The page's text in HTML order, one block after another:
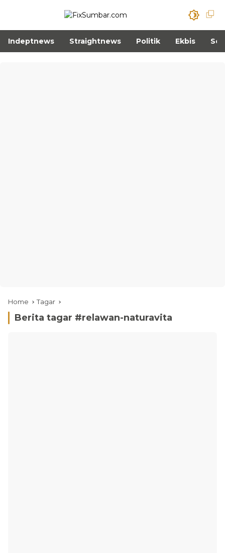
Indeptnews Straightnews Politik Ekbis
Home Tagar
Berita tagar #relawan-naturavita